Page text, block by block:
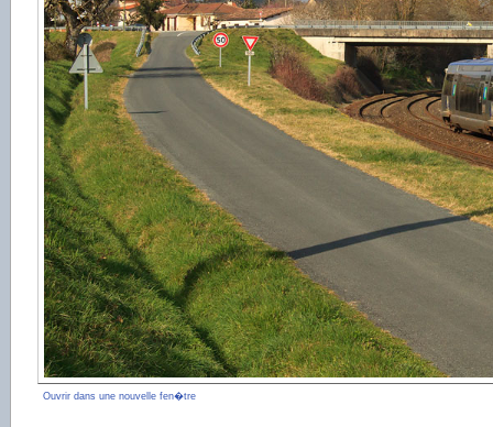
Ouvrir dans une nouvelle fen�tre